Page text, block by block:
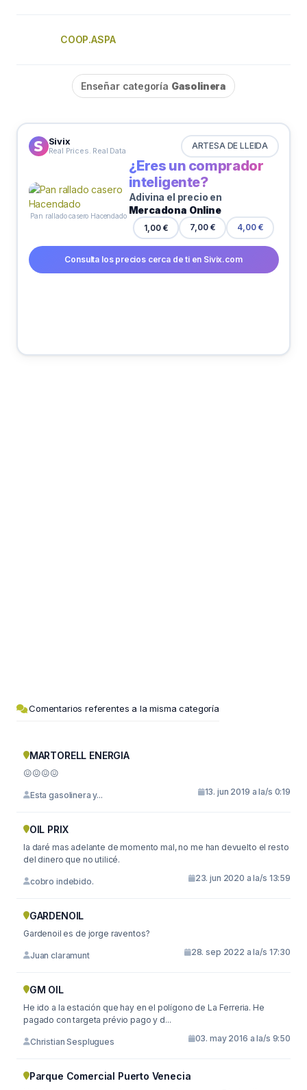
COOP.ASPA
Enseñar categoría Gasolinera
Sivix
Real Prices. Real Data ARTESA DE LLEIDA
Pan rallado casero Hacendado
¿Eres un comprador
inteligente?
Adivina el precio en
Mercadona Online
1,00 € 7,00 € 4,00 €
Consulta los precios cerca de ti en Sivix.com
Comentarios referentes a la misma categoría
MARTORELL ENERGIA
😖😖😖😖
Esta gasolinera y... 13. jun 2019 a la/s 0:19
OIL PRIX
la daré mas adelante de momento mal, no me han devuelto el resto
del dinero que no utilicé.
cobro indebido. 23. jun 2020 a la/s 13:59
GARDENOIL
Gardenoil es de jorge raventos?
Juan claramunt 28. sep 2022 a la/s 17:30
GM OIL
He ido a la estación que hay en el polígono de La Ferreria. He
pagado con targeta prévio pago y d...
Christian Sesplugues 03. may 2016 a la/s 9:50
Parque Comercial Puerto Venecia